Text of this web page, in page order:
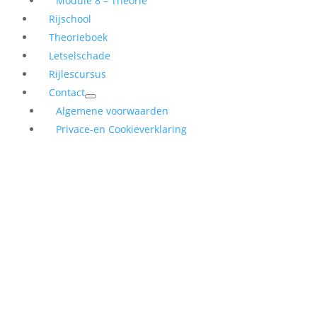
Rijschool
Theorieboek
Letselschade
Rijlescursus
Contact
Algemene voorwaarden
Privace-en Cookieverklaring